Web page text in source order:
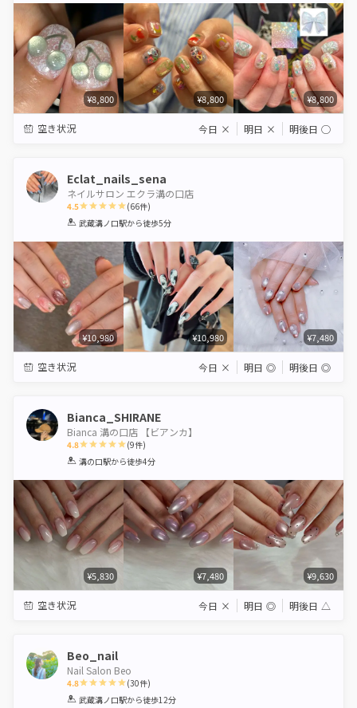
¥8,800 ¥8,800 ¥8,800
空き状況 今日 × 明日 × 明後日 ◯
Eclat_nails_sena
ネイルサロン エクラ溝の口店
4.5
1 2 3 4 5
(66件)
武蔵溝ノ口駅から徒歩5分
¥10,980 ¥10,980 ¥7,480
空き状況 今日 × 明日 ◎ 明後日 ◎
Bianca_SHIRANE
Bianca 溝の口店 【ビアンカ】
4.8
1 2 3 4 5
(9件)
溝の口駅から徒歩4分
¥5,830 ¥7,480 ¥9,630
空き状況 今日 × 明日 ◎ 明後日 △
Beo_nail
Nail Salon Beo
4.8
1 2 3 4 5
(30件)
武蔵溝ノ口駅から徒歩12分